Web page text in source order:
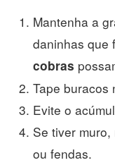
Mantenha a
daninhas que
cobras
Tape buracos
Evite o
Se tiver
ou fendas.